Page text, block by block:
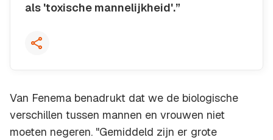
als 'toxische mannelijkheid'.”
Kopieer quote
Van Fenema benadrukt dat we de biologische
verschillen tussen mannen en vrouwen niet
moeten negeren. "Gemiddeld zijn er grote